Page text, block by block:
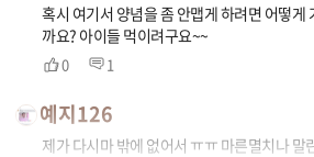
혹시 여기서 양념을 좀 안맵게 하려면 어떻게
까요? 아이들 먹이려구요~~
0 1
예지126
제가 다시마 밖에 없어서 ㅠㅠ 마른멸치나 말